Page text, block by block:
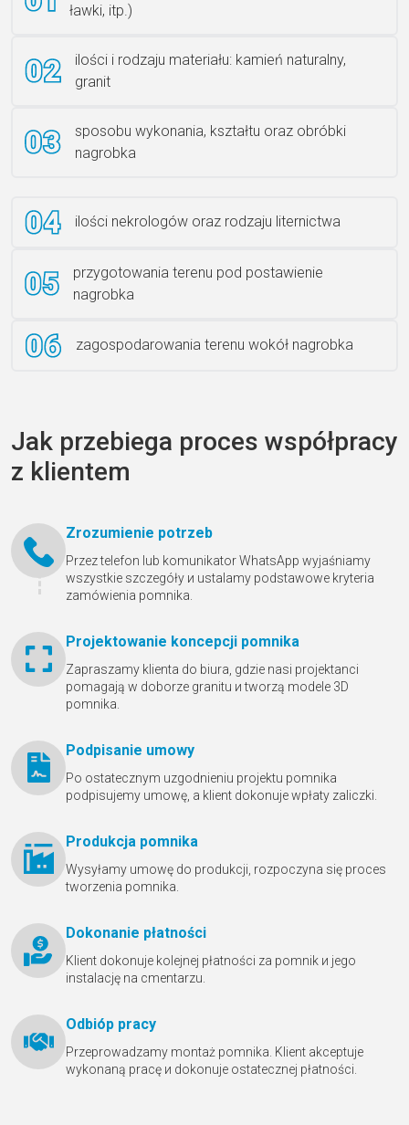
Ławka granitowa LG 12
ławki, itp.)
ilości i rodzaju materiału: kamień naturalny,
granit
sposobu wykonania, kształtu oraz obróbki
nagrobka
ilości nekrologów oraz rodzaju liternictwa
przygotowania terenu pod postawienie
nagrobka
zagospodarowania terenu wokół nagrobka
Jak przebiega proces współpracy
z klientem
Zrozumienie potrzeb
Przez telefon lub komunikator WhatsApp wyjaśniamy
wszystkie szczegóły и ustalamy podstawowe kryteria
zamówienia pomnika.
Projektowanie koncepcji pomnika
Zapraszamy klienta do biura, gdzie nasi projektanci
pomagają w doborze granitu и tworzą modele 3D
pomnika.
Podpisanie umowy
Po ostatecznym uzgodnieniu projektu pomnika
podpisujemy umowę, a klient dokonuje wpłaty zaliczki.
Produkcja pomnika
Wysyłamy umowę do produkcji, rozpoczyna się proces
tworzenia pomnika.
Dokonanie płatności
Klient dokonuje kolejnej płatności za pomnik и jego
instalację na cmentarzu.
Odbióр pracy
Przeprowadzamy montaż pomnika. Klient akceptuje
wykonaną pracę и dokonuje ostatecznej płatności.